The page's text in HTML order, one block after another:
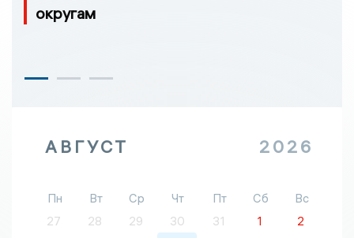
округам
АВГУСТ 2026
Пн Вт Ср Чт Пт Сб
Вс
27
28 29 30 31 1
2